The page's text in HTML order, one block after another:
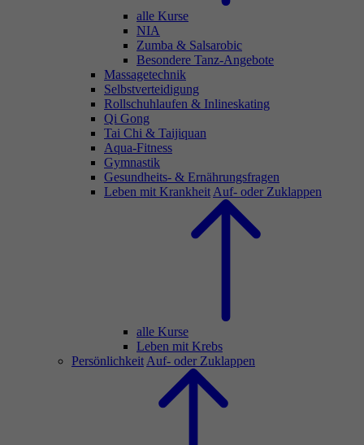
alle Kurse
NIA
Zumba & Salsarobic
Besondere Tanz-Angebote
Massagetechnik
Selbstverteidigung
Rollschuhlaufen & Inlineskating
Qi Gong
Tai Chi & Taijiquan
Aqua-Fitness
Gymnastik
Gesundheits- & Ernährungsfragen
Leben mit Krankheit Auf- oder Zuklappen
alle Kurse
Leben mit Krebs
Persönlichkeit Auf- oder Zuklappen